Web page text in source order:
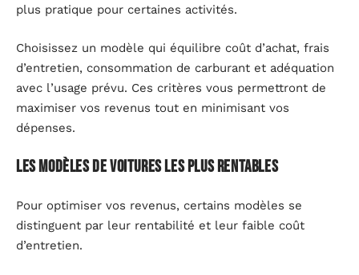
plus pratique pour certaines activités.
Choisissez un modèle qui équilibre coût d’achat, frais
d’entretien, consommation de carburant et adéquation
avec l’usage prévu. Ces critères vous permettront de
maximiser vos revenus tout en minimisant vos
dépenses.
Les modèles de voitures les plus rentables
Pour optimiser vos revenus, certains modèles se
distinguent par leur rentabilité et leur faible coût
d’entretien.